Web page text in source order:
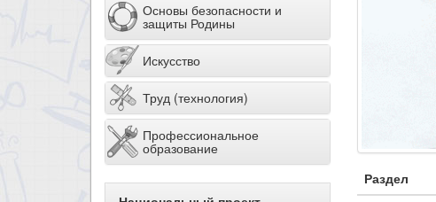
Основы безопасности и
защиты Родины
Искусство
Труд (технология)
Профессиональное
образование
Раздел